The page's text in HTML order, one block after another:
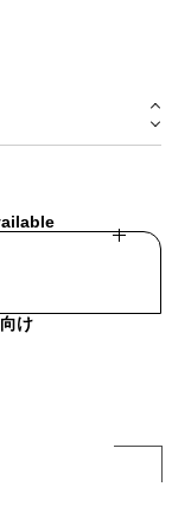
け